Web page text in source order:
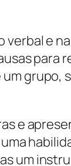
e
para
grupo,
e
um